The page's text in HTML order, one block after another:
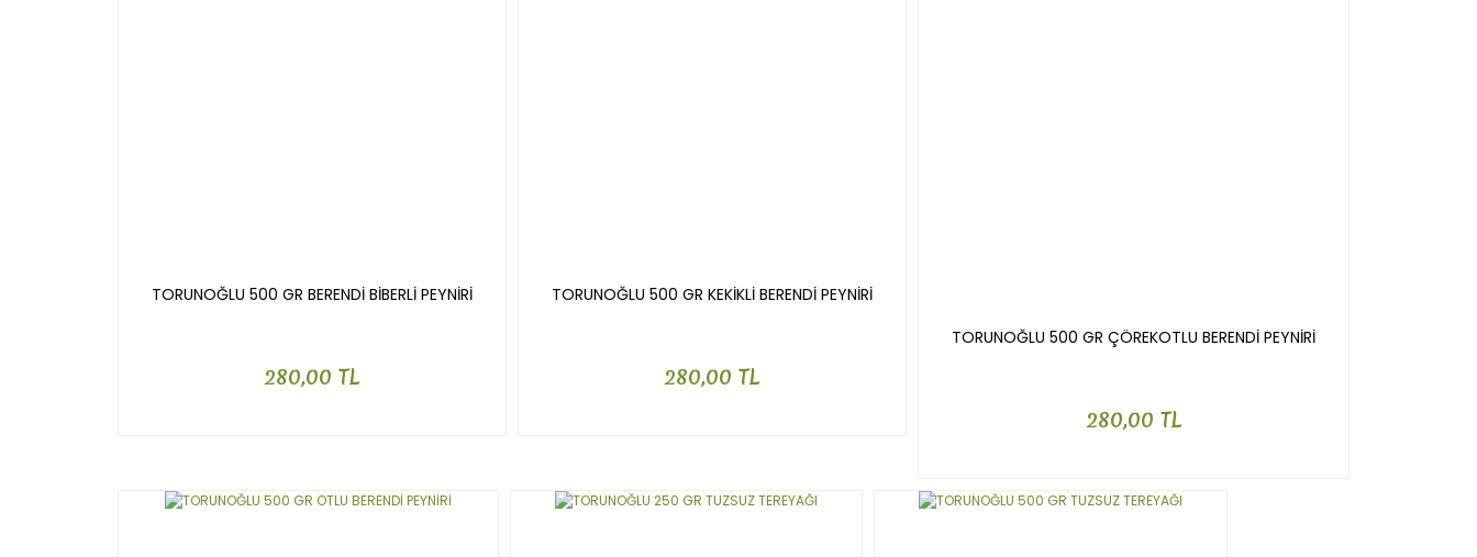
TORUNOĞLU 500 GR BERENDİ BİBERLİ PEYNİRİ
280,00 TL
TORUNOĞLU 500 GR KEKİKLİ BERENDİ PEYNİRİ
280,00 TL
TORUNOĞLU 500 GR ÇÖREKOTLU BERENDİ PEYNİRİ
280,00 TL